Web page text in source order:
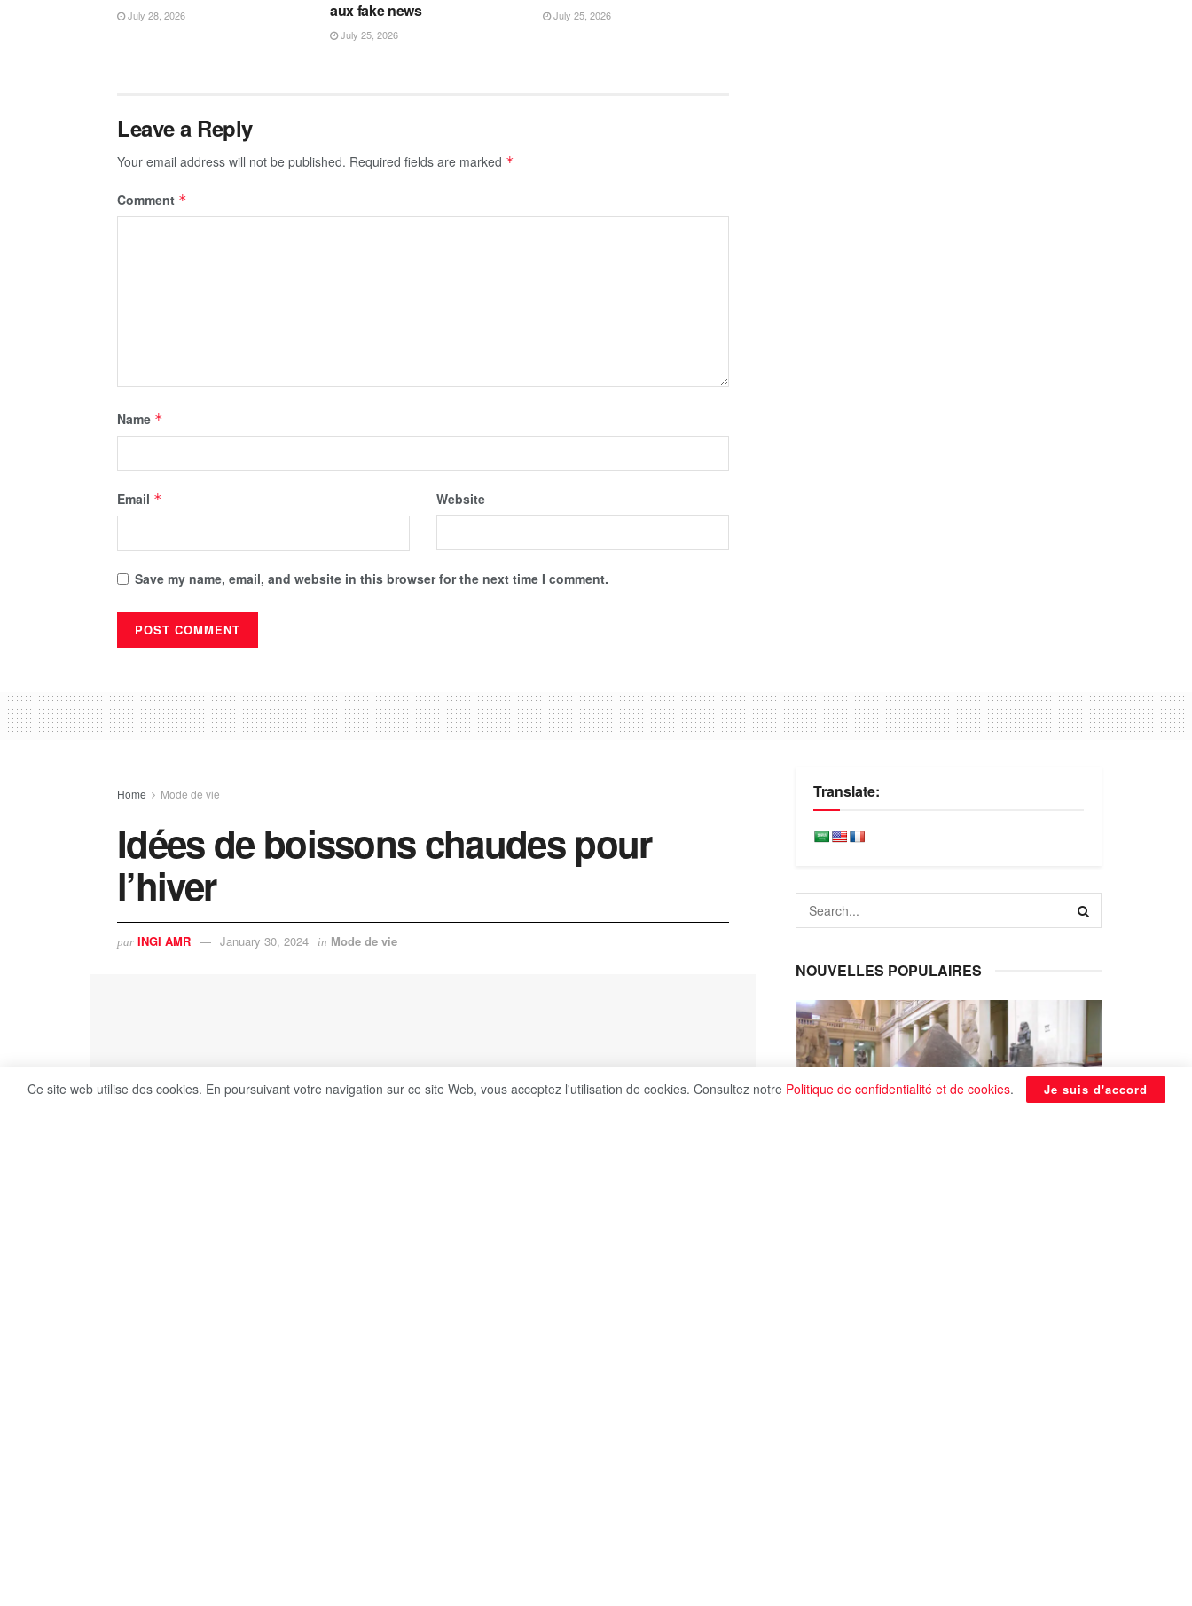
July 28, 2026
aux fake news
July 25, 2026
July 25, 2026
Leave a Reply
Your email address will not be published. Required fields are marked *
Comment *
Name *
Email * Website
Save my name, email, and website in this browser for the next time I comment.
Home Mode de vie
Idées de boissons chaudes pour
l’hiver
par INGI AMR January 30, 2024 in Mode de vie
Translate:
NOUVELLES POPULAIRES
Ce site web utilise des cookies. En poursuivant votre navigation sur ce site Web, vous acceptez l'utilisation de cookies. Consultez notre Politique de confidentialité et de cookies. Je suis d'accord